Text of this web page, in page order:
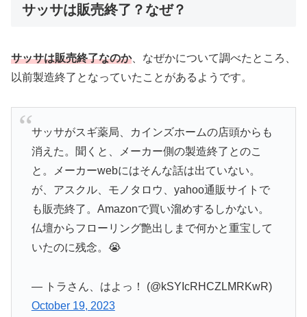
サッサは販売終了？なぜ？
サッサは販売終了なのか、なぜかについて調べたところ、
以前製造終了となっていたことがあるようです。
サッサがスギ薬局、カインズホームの店頭からも
消えた。聞くと、メーカー側の製造終了とのこ
と。メーカーwebにはそんな話は出ていない。
が、アスクル、モノタロウ、yahoo通販サイトで
も販売終了。Amazonで買い溜めするしかない。
仏壇からフローリング艶出しまで何かと重宝して
いたのに残念。😭
— トラさん、はよっ！ (@kSYIcRHCZLMRKwR)
October 19, 2023